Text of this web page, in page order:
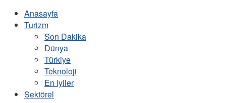
Anasayfa
Turizm
Son Dakika
Dünya
Türkiye
Teknoloji
En iyiler
Sektörel